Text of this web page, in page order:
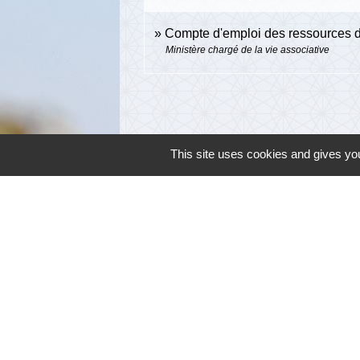
Compte d'emploi des ressources
Ministère chargé de la vie associative
This site uses cookies and gives